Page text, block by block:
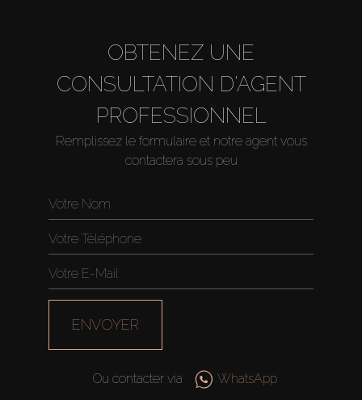
Louer
Vendre
Hors Plan
OBTENEZ UNE
CONSULTATION D'AGENT
PROFESSIONNEL
Remplissez le formulaire et notre agent vous
contactera sous peu
ENVOYER
Ou contacter via WhatsApp